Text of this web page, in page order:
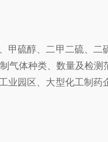
硫醇、二甲二硫、
气体种类、数量及检
园区、大型化工制